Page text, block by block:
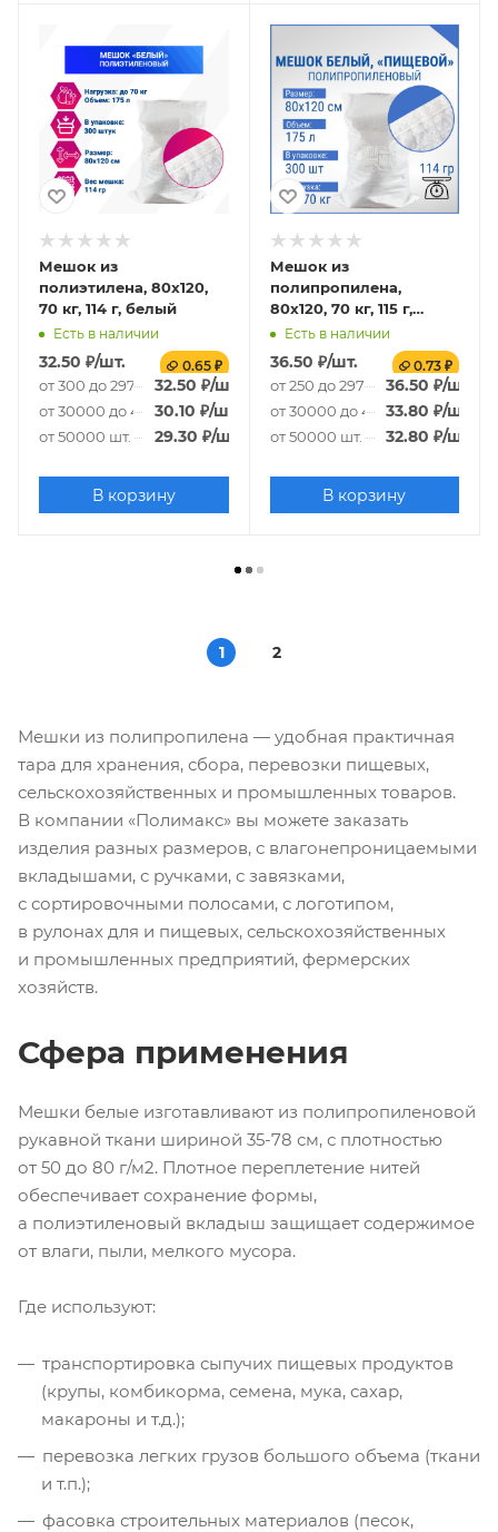
Мешок из
полиэтилена, 80x120,
70 кг, 114 г, белый
Есть в наличии
32.50 ₽/шт. 0.65 ₽
от 300 до 29700 шт.
32.50 ₽/шт.
от 30000 до 49700 шт.
30.10 ₽/шт.
от 50000 шт. 29.30 ₽/шт.
В корзину
Мешок из
полипропилена,
80x120, 70 кг, 115 г,
белый
Есть в наличии
36.50 ₽/шт. 0.73 ₽
от 250 до 29750 шт.36.50 ₽/шт.
от 30000 до 49750 шт.
33.80 ₽/шт.
от 50000 шт. 32.80 ₽/шт.
В корзину
1 2
Мешки из полипропилена — удобная практичная
тара для хранения, сбора, перевозки пищевых,
сельскохозяйственных и промышленных товаров.
В компании «Полимакс» вы можете заказать
изделия разных размеров, с влагонепроницаемыми
вкладышами, с ручками, с завязками,
с сортировочными полосами, с логотипом,
в рулонах для и пищевых, сельскохозяйственных
и промышленных предприятий, фермерских
хозяйств.
Сфера применения
Мешки белые изготавливают из полипропиленовой
рукавной ткани шириной 35-78 см, с плотностью
от 50 до 80 г/м2. Плотное переплетение нитей
обеспечивает сохранение формы,
а полиэтиленовый вкладыш защищает содержимое
от влаги, пыли, мелкого мусора.
Где используют:
транспортировка сыпучих пищевых продуктов
(крупы, комбикорма, семена, мука, сахар,
макароны и т.д.);
перевозка легких грузов большого объема (ткани
и т.п.);
фасовка строительных материалов (песок,